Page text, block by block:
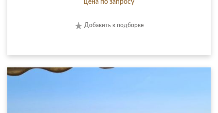
цена по запросу
Добавить к подборке